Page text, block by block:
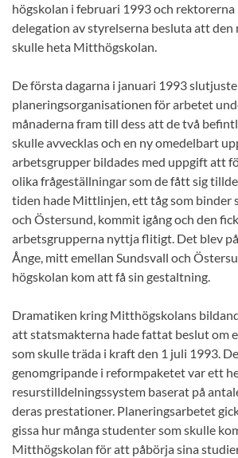
högskolan i februari 1993 och rektorerna
delegation av styrelserna besluta att den
skulle heta Mitthögskolan.
De första dagarna i januari 1993
planeringsorganisationen för arbetet
månaderna fram till dess att de två
skulle avvecklas och en ny omedelbart
arbetsgrupper bildades med uppgift att
olika frågeställningar som de fått sig
tiden hade Mittlinjen, ett tåg som binder
och Östersund, kommit igång och den
arbetsgrupperna nyttja flitigt. Det blev
Ånge, mitt emellan Sundsvall och
högskolan kom att få sin gestaltning.
Dramatiken kring Mitthögskolans
att statsmakterna hade fattat beslut om
som skulle träda i kraft den 1 juli 1993.
genomgripande i reformpaketet var ett
resurstilldelningssystem baserat på
deras prestationer. Planeringsarbetet
gissa hur många studenter som skulle
Mitthögskolan för att påbörja sina